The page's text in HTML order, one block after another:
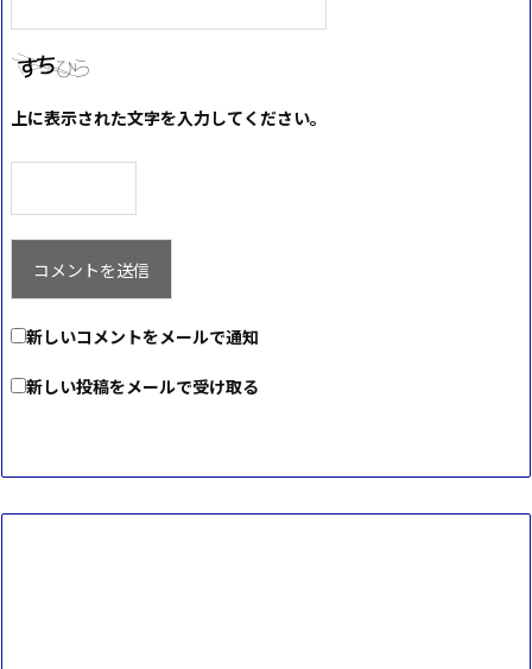
上に表示された文字を入力してください。
新しいコメントをメールで通知
新しい投稿をメールで受け取る